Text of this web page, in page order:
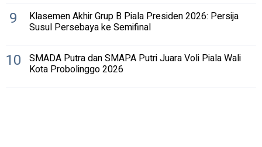
9 Klasemen Akhir Grup B Piala Presiden 2026: Persija
Susul Persebaya ke Semifinal
10 SMADA Putra dan SMAPA Putri Juara Voli Piala Wali
Kota Probolinggo 2026